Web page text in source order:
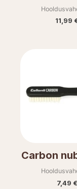
11,99
Carbon
7,49 €